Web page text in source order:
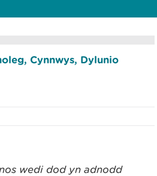
Cynnwys, Dylunio
wedi dod yn adnodd